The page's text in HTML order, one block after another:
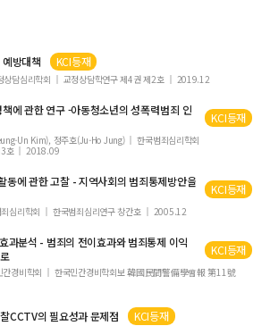
관출입문에 관한 연구
객실당 수입에 영향을 미치는 요인에 관한 연구
매각가율에 미치는 영향에 관한 연구
래량에 따른 주거선호지역 특성에 관한 연구
예방대책 KCI등재
상담심리학회 교정상담학연구 제4권 제2호 2019.12
책에 관한 연구 -아동청소년의 성폭력범죄 인
KCI등재
Un Kim), 정주호(Ju-Ho Jung)
한국범죄심리학회
호
2018.09
동에 관한 고찰 - 지역사회의 범죄통제방안을
KCI등재
심리학회 한국범죄심리연구 창간호 2005.12
효과분석 - 범죄의 전이효과와범죄통제 이익
KCI등재
간경비학회
한국민간경비학회보 韓國民間警備學會報 第11號
CCTV의 필요성과 문제점 KCI등재